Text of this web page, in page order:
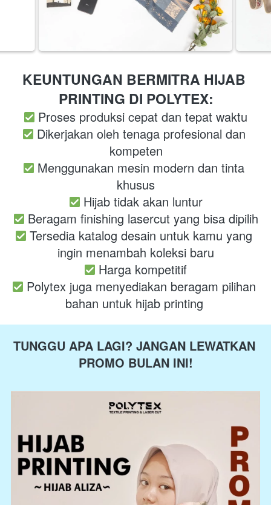
KEUNTUNGAN BERMITRA HIJAB
PRINTING DI POLYTEX:
Proses produksi cepat dan tepat waktu
Dikerjakan oleh tenaga profesional dan
kompeten
Menggunakan mesin modern dan tinta
khusus
Hijab tidak akan luntur
Beragam finishing lasercut yang bisa dipilih
Tersedia katalog desain untuk kamu yang
ingin menambah koleksi baru
Harga kompetitif
Polytex juga menyediakan beragam pilihan
bahan untuk hijab printing
TUNGGU APA LAGI? JANGAN LEWATKAN
PROMO BULAN INI!